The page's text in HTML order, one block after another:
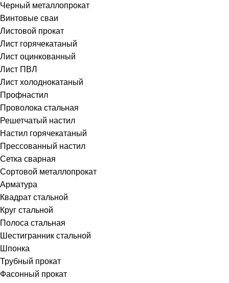
Черный металлопрокат
Винтовые сваи
Листовой прокат
Лист горячекатаный
Лист оцинкованный
Лист ПВЛ
Лист холоднокатаный
Профнастил
Проволока стальная
Решетчатый настил
Настил горячекатаный
Прессованный настил
Сетка сварная
Сортовой металлопрокат
Арматура
Квадрат стальной
Круг стальной
Полоса стальная
Шестигранник стальной
Шпонка
Трубный прокат
Фасонный прокат